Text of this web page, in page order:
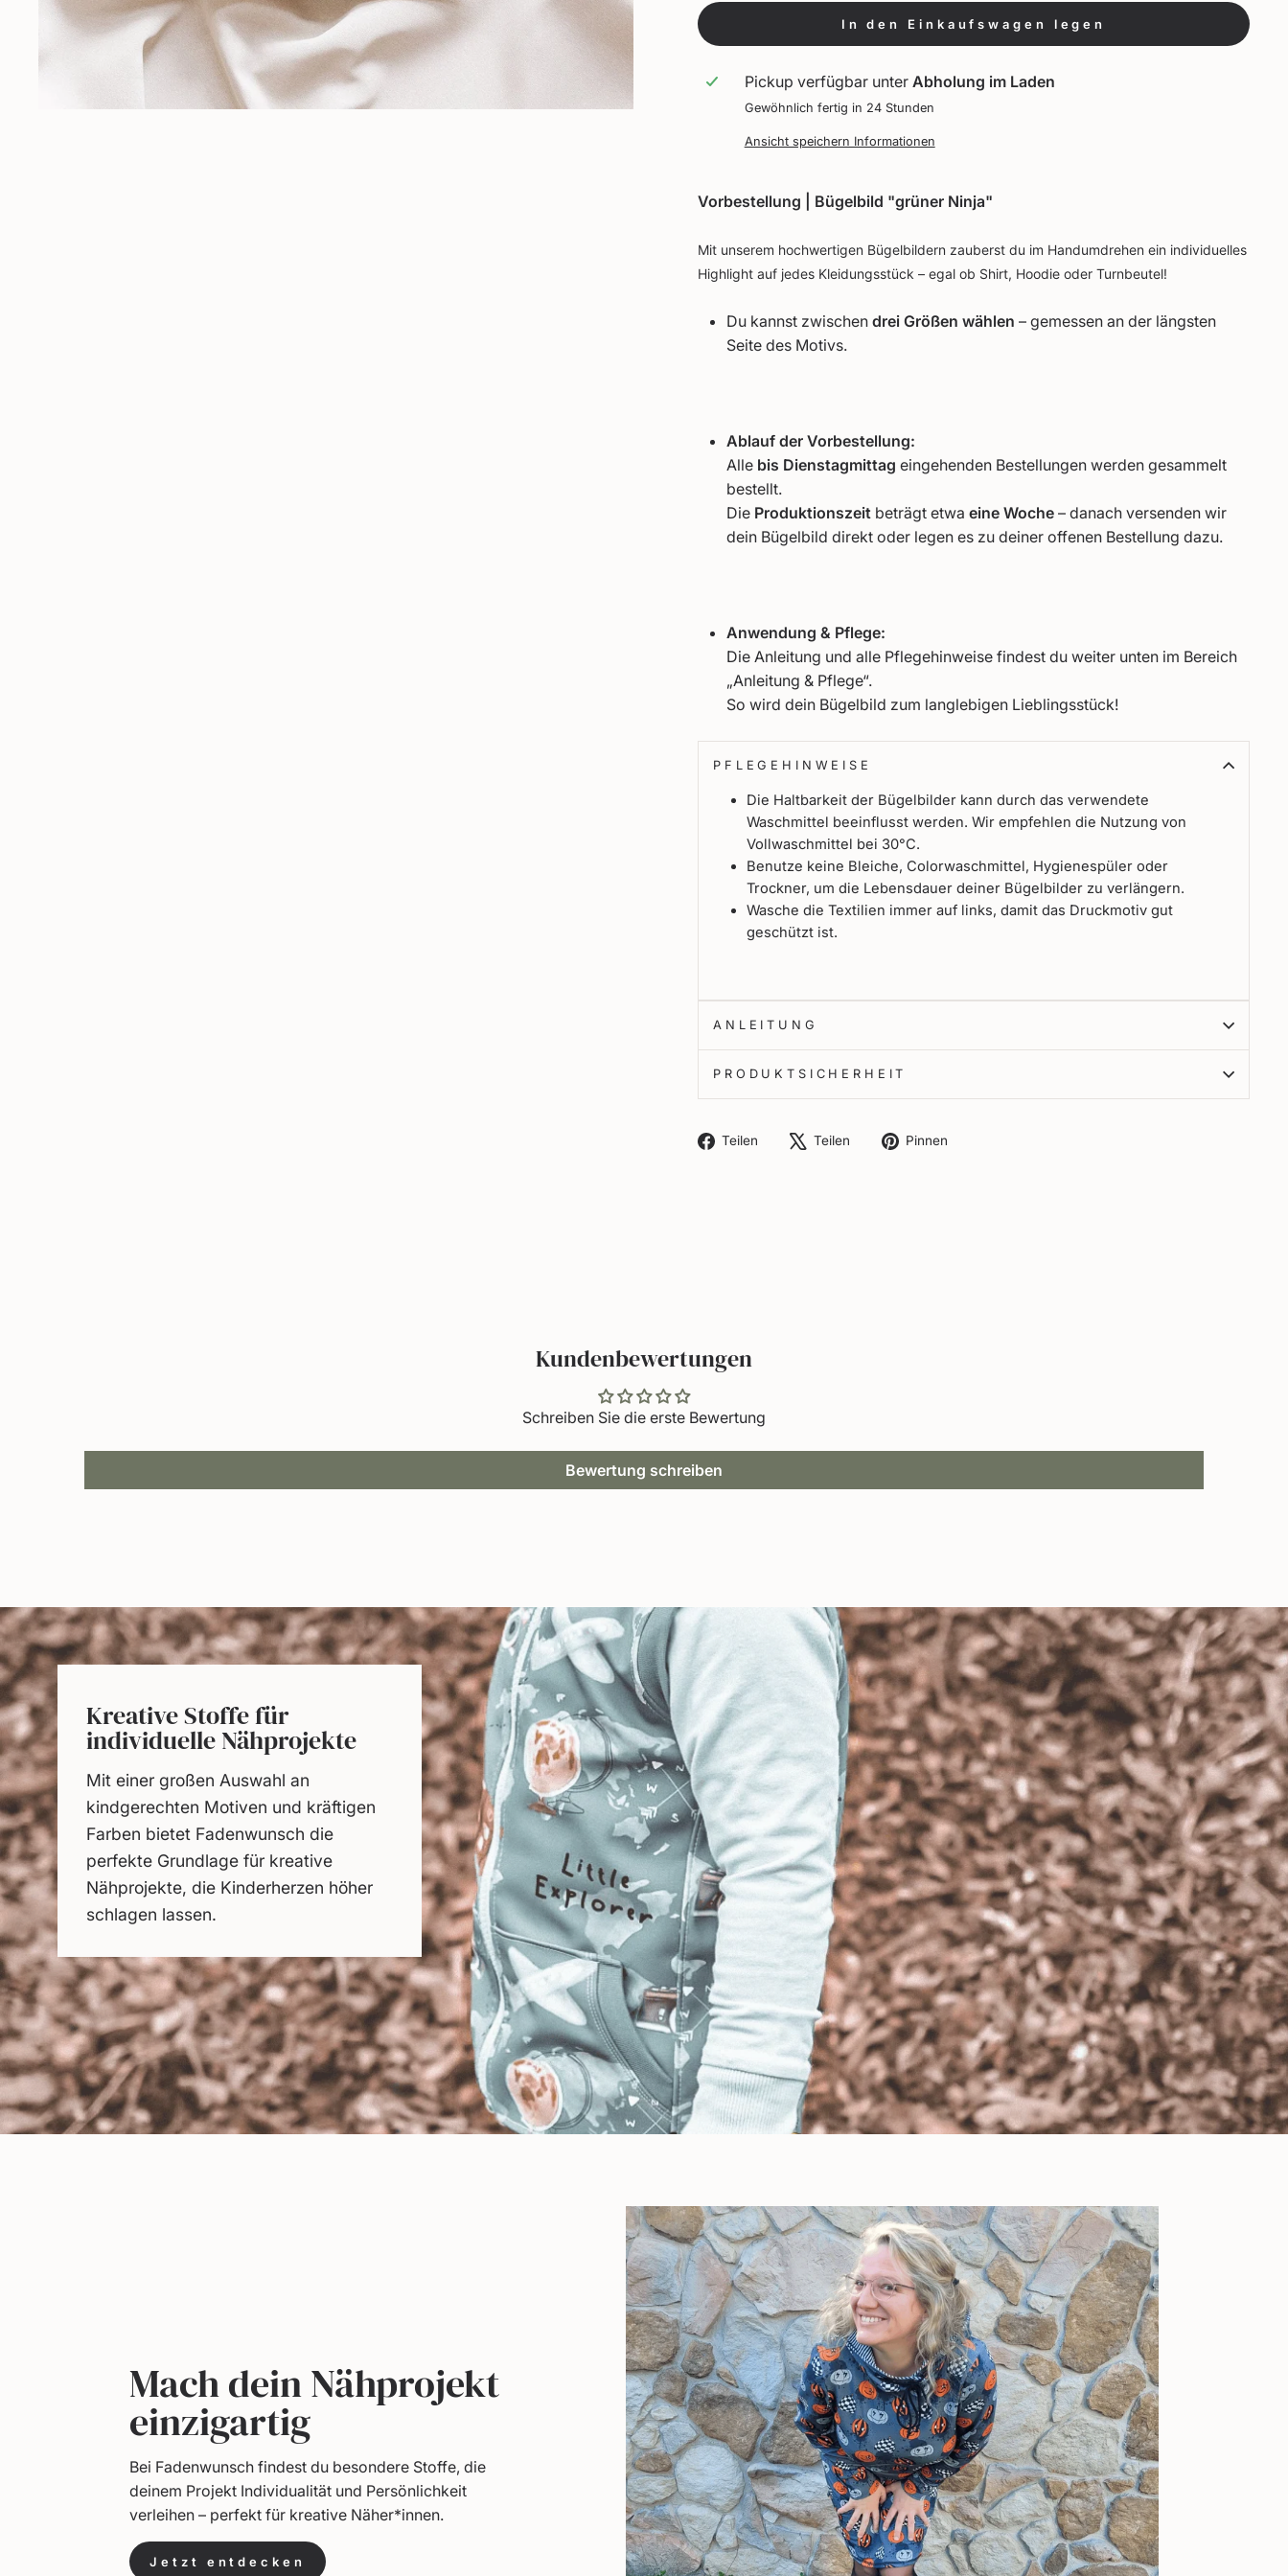
In den Einkaufswagen legen
Pickup verfügbar unter Abholung im Laden
Gewöhnlich fertig in 24 Stunden
Ansicht speichern Informationen
Vorbestellung | Bügelbild "grüner Ninja"
Mit unserem hochwertigen Bügelbildern zauberst du im Handumdrehen ein individuelles
Highlight auf jedes Kleidungsstück – egal ob Shirt, Hoodie oder Turnbeutel!
Du kannst zwischen drei Größen wählen – gemessen an der längsten
Seite des Motivs.
Ablauf der Vorbestellung:
Alle bis Dienstagmittag eingehenden Bestellungen werden gesammelt
bestellt.
Die Produktionszeit beträgt etwa eine Woche – danach versenden wir
dein Bügelbild direkt oder legen es zu deiner offenen Bestellung dazu.
Anwendung & Pflege:
Die Anleitung und alle Pflegehinweise findest du weiter unten im Bereich
„Anleitung & Pflege“.
So wird dein Bügelbild zum langlebigen Lieblingsstück!
PFLEGEHINWEISE
Die Haltbarkeit der Bügelbilder kann durch das verwendete
Waschmittel beeinflusst werden. Wir empfehlen die Nutzung von
Vollwaschmittel bei 30°C.
Benutze keine Bleiche, Colorwaschmittel, Hygienespüler oder
Trockner, um die Lebensdauer deiner Bügelbilder zu verlängern.
Wasche die Textilien immer auf links, damit das Druckmotiv gut
geschützt ist.
ANLEITUNG
PRODUKTSICHERHEIT
Teilen
Auf
Teilen
Auf
Pinnen
Kundenbewertungen
Schreiben Sie die erste Bewertung
Bewertung schreiben
Kreative Stoffe für
individuelle Nähprojekte
Mit einer großen Auswahl an
kindgerechten Motiven und kräftigen
Farben bietet Fadenwunsch die
perfekte Grundlage für kreative
Nähprojekte, die Kinderherzen höher
schlagen lassen.
Mach dein Nähprojekt
einzigartig
Bei Fadenwunsch findest du besondere Stoffe, die
deinem Projekt Individualität und Persönlichkeit
verleihen – perfekt für kreative Näher*innen.
Jetzt entdecken